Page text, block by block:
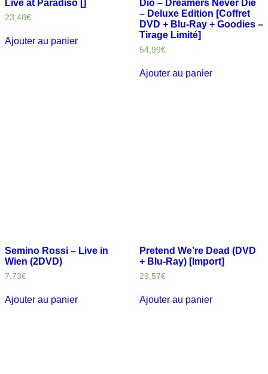
Live at Paradiso []
23,48€
Ajouter au panier
Dio – Dreamers Never Die
– Deluxe Edition [Coffret
DVD + Blu-Ray + Goodies –
Tirage Limité]
54,99€
Ajouter au panier
Semino Rossi – Live in
Wien (2DVD)
7,73€
Ajouter au panier
Pretend We’re Dead (DVD
+ Blu-Ray) [Import]
29,57€
Ajouter au panier